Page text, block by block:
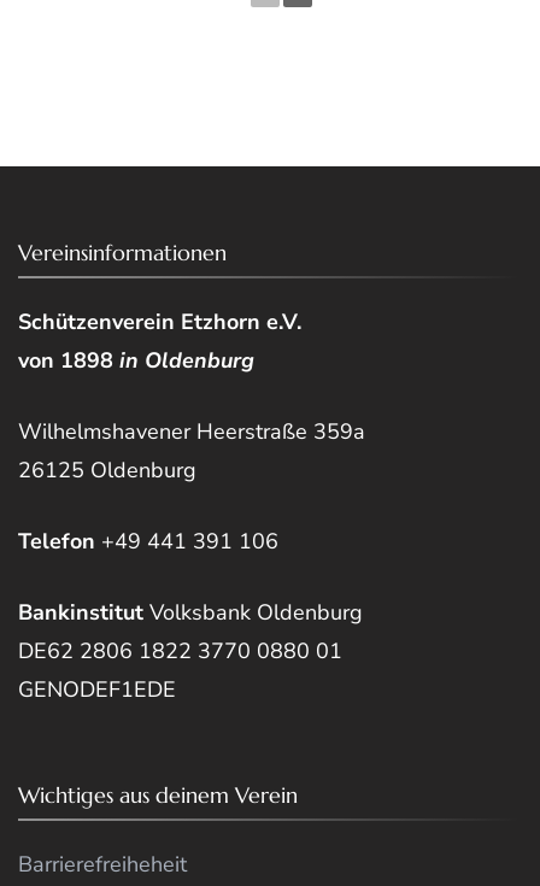
Vereinsinformationen
Schützenverein Etzhorn e.V.
von 1898 in Oldenburg
Wilhelmshavener Heerstraße 359a
26125 Oldenburg
Telefon +49 441 391 106
Bankinstitut Volksbank Oldenburg
DE62 2806 1822 3770 0880 01
GENODEF1EDE
Wichtiges aus deinem Verein
Barrierefreiheheit